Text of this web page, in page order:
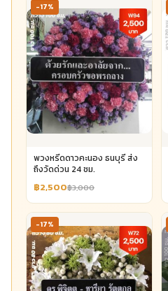
-17%
พวงหรีดดาวคะนอง ธนบุรี ส่ง
ถึงวัดด่วน 24 ชม.
฿2,500฿3,000
-17%